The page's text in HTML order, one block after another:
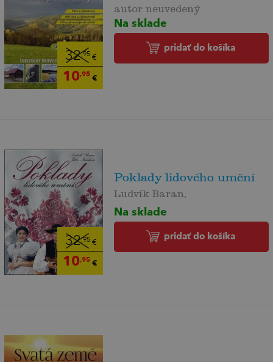
32,95€
10,95€
autor neuvedený
Na sklade
pridať do košíka
32,95€
10,95€
Poklady lidového umění
Ludvík Baran,
Na sklade
pridať do košíka